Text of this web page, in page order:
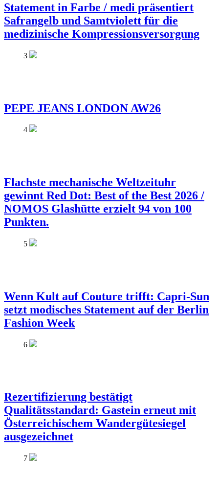
Statement in Farbe / medi präsentiert
Safrangelb und Samtviolett für die
medizinische Kompressionsversorgung
3
PEPE JEANS LONDON AW26
4
Flachste mechanische Weltzeituhr
gewinnt Red Dot: Best of the Best 2026 /
NOMOS Glashütte erzielt 94 von 100
Punkten.
5
Wenn Kult auf Couture trifft: Capri-Sun
setzt modisches Statement auf der Berlin
Fashion Week
6
Rezertifizierung bestätigt
Qualitätsstandard: Gastein erneut mit
Österreichischem Wandergütesiegel
ausgezeichnet
7